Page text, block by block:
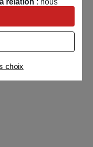
adapter nos
offres
utilisons avec
pour afficher des
et la liste de nos
choix